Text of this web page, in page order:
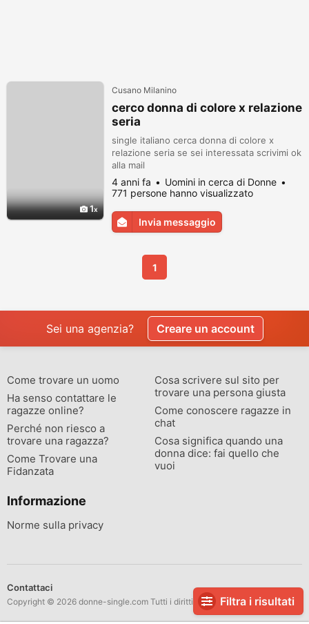
Filtra i risultati
1
Cusano Milanino
cerco donna di colore x relazione
seria
single italiano cerca donna di colore x
relazione seria se sei interessata scrivimi ok
alla mail
4 anni fa
Uomini in cerca di Donne
771 persone hanno visualizzato
Invia messaggio
1
Sei una agenzia? Creare un account
Come trovare un uomo
Ha senso contattare le
ragazze online?
Perché non riesco a
trovare una ragazza?
Come Trovare una
Fidanzata
Cosa scrivere sul sito per
trovare una persona giusta
Come conoscere ragazze in
chat
Cosa significa quando una
donna dice: fai quello che
vuoi
Informazione
Norme sulla privacy
Contattaci
Copyright © 2026 donne-single.com Tutti i diritti riservati.